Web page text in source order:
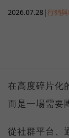
2026.07.28|行銷
在高度碎片化
而是一場需要
從社群平台、